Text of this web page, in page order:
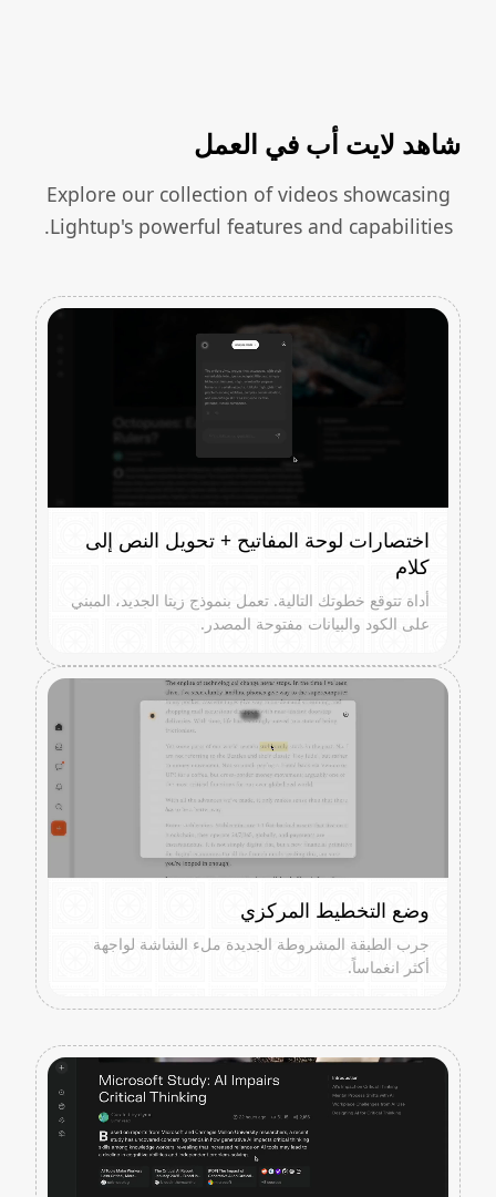
شاهد لايت أب في العمل
Explore our collection of videos showcasing
Lightup's powerful features and capabilities.
اختصارات لوحة المفاتيح + تحويل النص إلى
كلام
أداة تتوقع خطوتك التالية. تعمل بنموذج زيتا الجديد، المبني
على الكود والبيانات مفتوحة المصدر.
وضع التخطيط المركزي
جرب الطبقة المشروطة الجديدة ملء الشاشة لواجهة
أكثر انغماساً.